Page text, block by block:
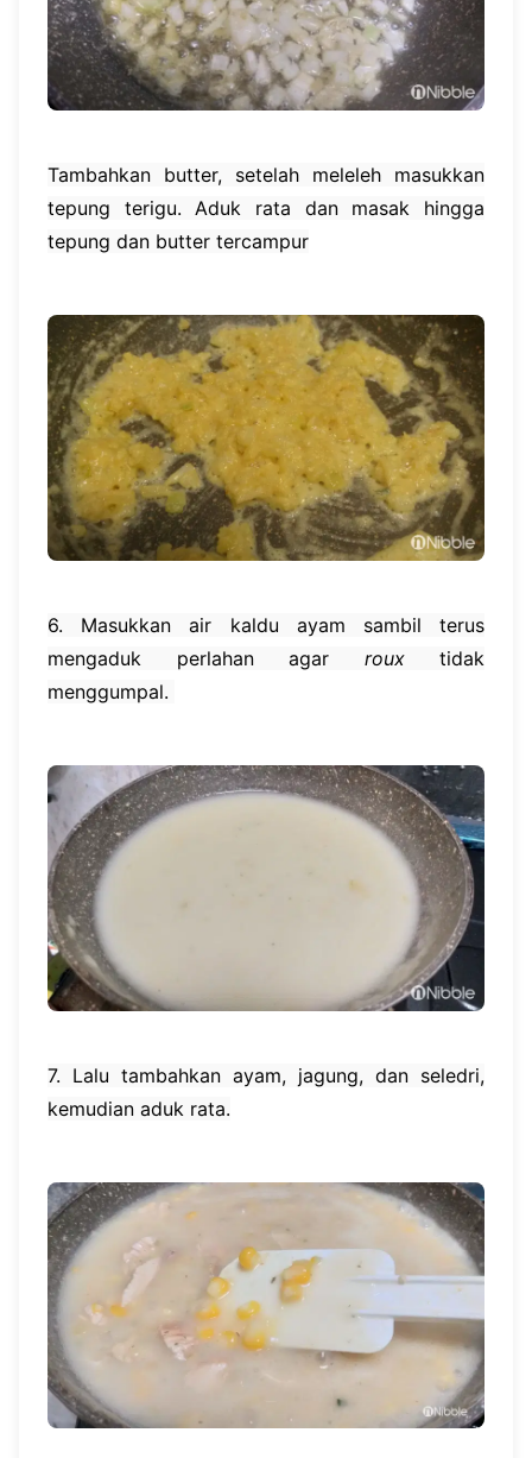
Tambahkan butter, setelah meleleh masukkan
tepung terigu. Aduk rata dan masak hingga
tepung dan butter tercampur
6. Masukkan air kaldu ayam sambil terus
mengaduk perlahan agar rouxtidak
menggumpal.
7. Lalu tambahkan ayam, jagung, dan seledri,
kemudian aduk rata.